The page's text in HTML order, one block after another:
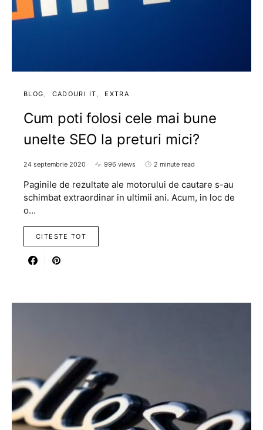
BLOG CADOURI IT EXTRA
Cum poti folosi cele mai bune
unelte SEO la preturi mici?
24 septembrie 2020 996 views 2 minute read
Paginile de rezultate ale motorului de cautare s-au
schimbat extraordinar in ultimii ani. Acum, in loc de
o…
CITESTE TOT